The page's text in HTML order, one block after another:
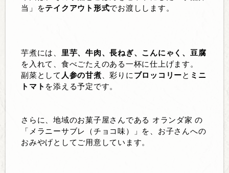
当」をテイクアウト形式でお渡しします。
芋煮には、 里芋、牛肉、長ねぎ、こんにゃく、豆腐
を入れて、食べごたえのある一杯に仕上げます。
副菜として 人参の甘煮、彩りにブロッコリーと ミニ
トマト を添える予定です。
さらに、地域のお菓子屋さんである オランダ家 の
「メラニーサブレ（チョコ味）」を、お子さんへの
おみやげとしてご用意しています。